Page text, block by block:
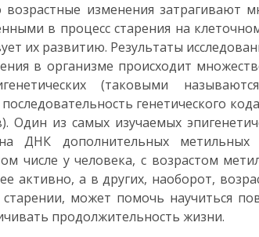
возрастные изменения затрагивают
в процесс старения на
их развитию. Результаты
в организме происходит
(таковыми
генетического
Один из самых изучаемых
ДНК дополнительных
числе у человека, с возрастом
активно, а в других, наоборот,
может помочь научиться
продолжительность жизни.